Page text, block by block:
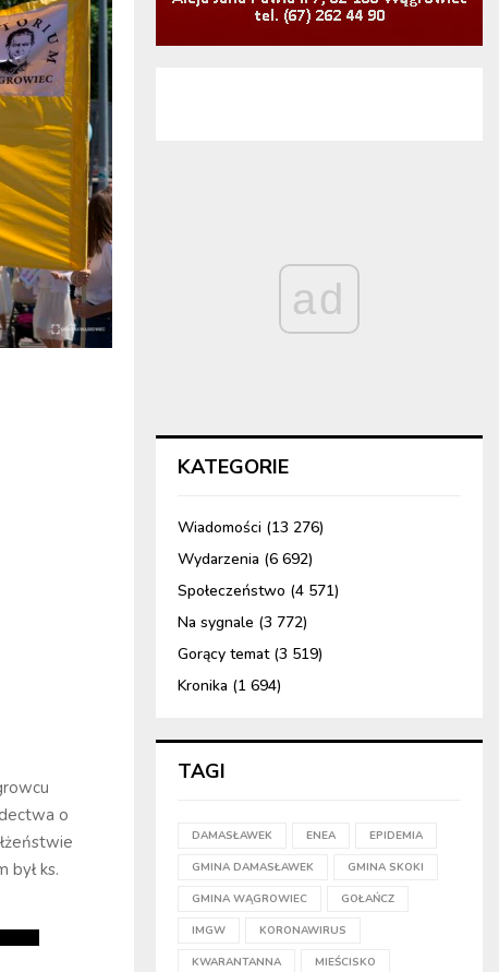
o
był ks.
ad
KATEGORIE
Wiadomości (13 276)
Wydarzenia (6 692)
Społeczeństwo (4 571)
Na sygnale (3 772)
Gorący temat(3 519)
Kronika (1 694)
TAGI
DAMASŁAWEK ENEA EPIDEMIA
GMINA DAMASŁAWEK GMINA SKOKI
GMINA WĄGROWIEC GOŁAŃCZ
IMGW KORONAWIRUS
KWARANTANNA MIEŚCISKO